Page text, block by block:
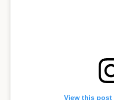
View this post